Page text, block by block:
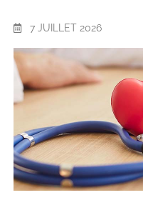
7 JUILLET 2026